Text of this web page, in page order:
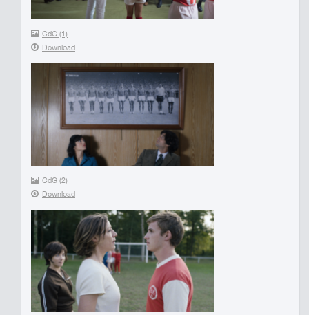
CdG (1)
Download
CdG (2)
Download